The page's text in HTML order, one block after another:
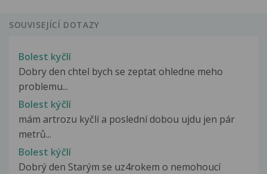
SOUVISEJÍCÍ DOTAZY
Bolest kyčlí
Dobry den chtel bych se zeptat ohledne meho
problemu...
Bolest kýčlí
mám artrozu kyčlí a poslední dobou ujdu jen pár
metrů...
Bolest kýčlí
Dobrý den Starým se uz4rokem o nemohoucí